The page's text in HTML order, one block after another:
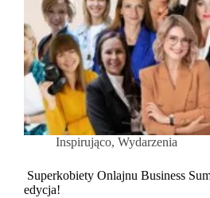
Inspirująco, Wydarzenia
Superkobiety Onlajnu Business
edycja!